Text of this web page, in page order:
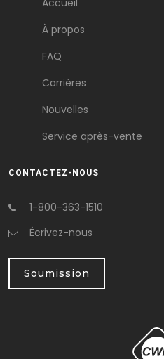
Accueil
À propos
FAQ
Carrières
Nouvelles
Service après-vente
CONTACTEZ-NOUS
1-800-363-1510
Écrivez-nous
Soumission